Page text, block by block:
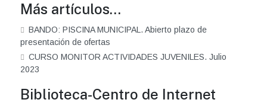
Más artículos…
BANDO: PISCINA MUNICIPAL. Abierto plazo de
presentación de ofertas
CURSO MONITOR ACTIVIDADES JUVENILES. Julio
2023
Biblioteca-Centro de Internet